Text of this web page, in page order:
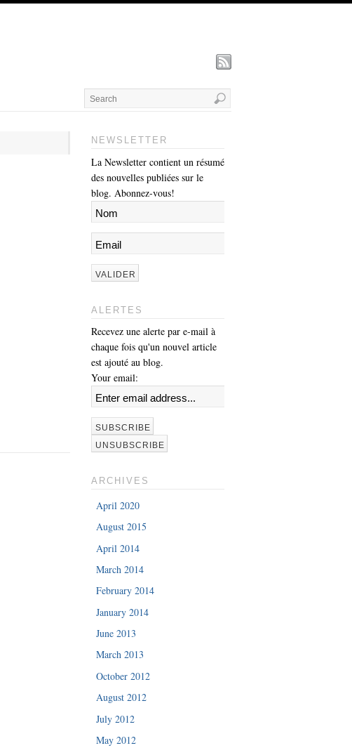
NEWSLETTER
La Newsletter contient un résumé
des nouvelles publiées sur le
blog. Abonnez-vous!
ALERTES
Recevez une alerte par e-mail à
chaque fois qu'un nouvel article
est ajouté au blog.
Your email:
ARCHIVES
April 2020
August 2015
April 2014
March 2014
February 2014
January 2014
June 2013
March 2013
October 2012
August 2012
July 2012
May 2012